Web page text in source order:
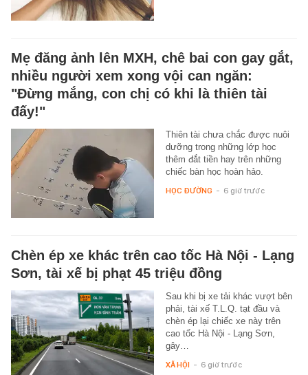
Mẹ đăng ảnh lên MXH, chê bai con gay gắt,
nhiều người xem xong vội can ngăn:
"Đừng mắng, con chị có khi là thiên tài
đấy!"
Thiên tài chưa chắc được nuôi
dưỡng trong những lớp học
thêm đắt tiền hay trên những
chiếc bàn học hoàn hảo.
HỌC ĐƯỜNG - 6 giờ trước
Chèn ép xe khác trên cao tốc Hà Nội - Lạng
Sơn, tài xế bị phạt 45 triệu đồng
Sau khi bị xe tải khác vượt bên
phải, tài xế T.L.Q. tạt đầu và
chèn ép lại chiếc xe này trên
cao tốc Hà Nội - Lạng Sơn,
gây…
XÃ HỘI - 6 giờ trước